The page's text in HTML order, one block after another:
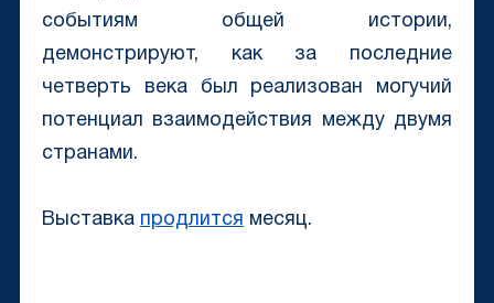
событиям общей истории,
демонстрируют, как за последние
четверть века был реализован могучий
потенциал взаимодействия между двумя
странами.
Выставка продлится месяц.